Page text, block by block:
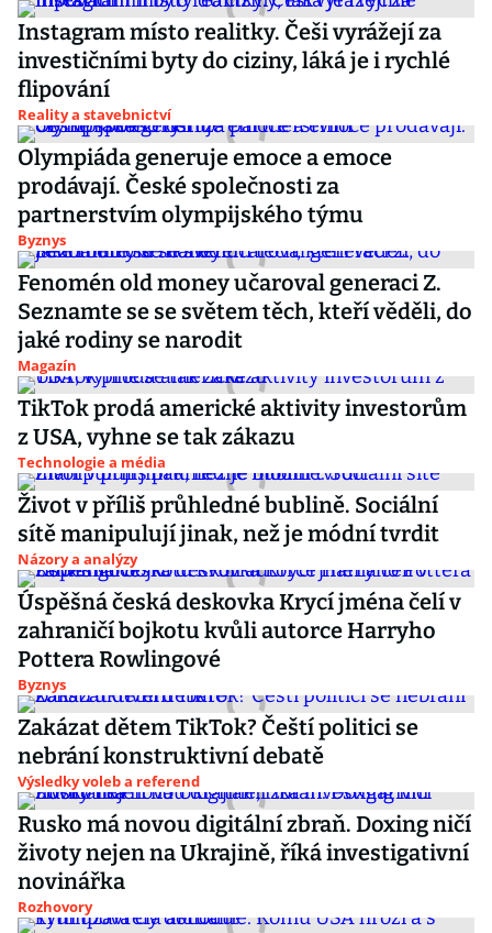
Instagram místo realitky. Češi vyrážejí za
investičními byty do ciziny, láká je i rychlé
flipování
Reality a stavebnictví
Olympiáda generuje emoce a emoce
prodávají. České společnosti za
partnerstvím olympijského týmu
Byznys
Fenomén old money učaroval generaci Z.
Seznamte se se světem těch, kteří věděli, do
jaké rodiny se narodit
Magazín
TikTok prodá americké aktivity investorům
z USA, vyhne se tak zákazu
Technologie a média
Život v příliš průhledné bublině. Sociální
sítě manipulují jinak, než je módní tvrdit
Názory a analýzy
Úspěšná česká deskovka Krycí jména čelí v
zahraničí bojkotu kvůli autorce Harryho
Pottera Rowlingové
Byznys
Zakázat dětem TikTok? Čeští politici se
nebrání konstruktivní debatě
Výsledky voleb a referend
Rusko má novou digitální zbraň. Doxing ničí
životy nejen na Ukrajině, říká investigativní
novinářka
Rozhovory